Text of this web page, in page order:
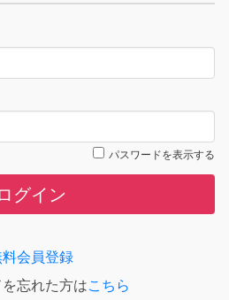
パスワードを表示する
グイン
会員登録
忘れた方はこちら